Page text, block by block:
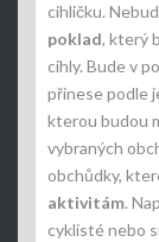
cihličku.
poklad, který
cihly. Bude v
přinese podle
kterou budou
vybraných
obchůdky,
aktivitám.
cyklisté nebo